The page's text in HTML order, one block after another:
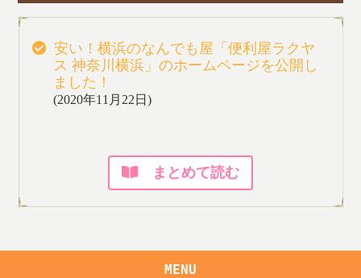
安い！横浜のなんでも屋「便利屋ラクヤ
ス 神奈川横浜」のホームページを公開し
ました！
(2020年11月22日)
まとめて読む
MENU